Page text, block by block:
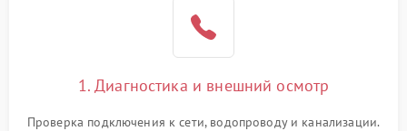
1. Диагностика и внешний осмотр
Проверка подключения к сети, водопроводу и канализации.